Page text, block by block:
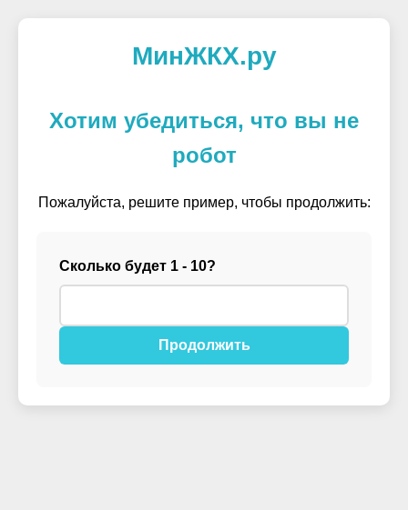
МинЖКХ.ру
Хотим убедиться, что вы не
робот
Пожалуйста, решите пример, чтобы продолжить:
Сколько будет 1 - 10?
Продолжить